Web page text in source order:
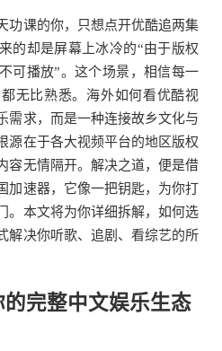
功课的你，只想点开优酷追两集
的却是屏幕上冰冷的“由于版权
可播放”。这个场景，相信每一
无比熟悉。海外如何看优酷视
需求，而是一种连接故乡文化与
源在于各大视频平台的地区版权
容无情隔开。解决之道，便是借
加速器，它像一把钥匙，为你打
。本文将为你详细拆解，如何选
解决你听歌、追剧、看综艺的所
完整中文娱乐生态